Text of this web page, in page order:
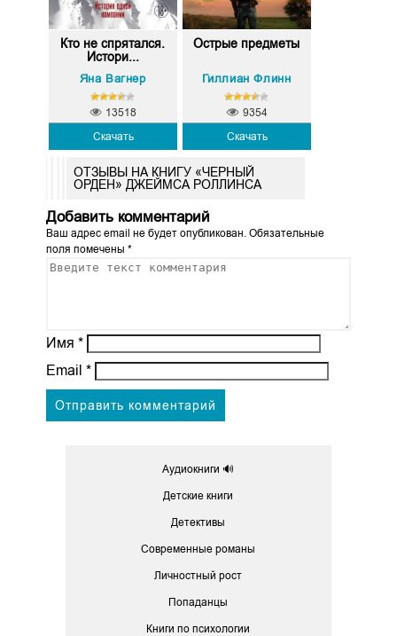
Кто не спрятался.
Истори...
Яна Вагнер
Скачать
13518
Острые предметы
Гиллиан Флинн
Скачать
9354
ОТЗЫВЫ НА КНИГУ «ЧЕРНЫЙ
ОРДЕН» ДЖЕЙМСА РОЛЛИНСА
Добавить комментарий
Ваш адрес email не будет опубликован. Обязательные
поля помечены *
Имя *
Email *
Аудиокниги 🔊
Детские книги
Детективы
Современные романы
Личностный рост
Попаданцы
Книги по психологии